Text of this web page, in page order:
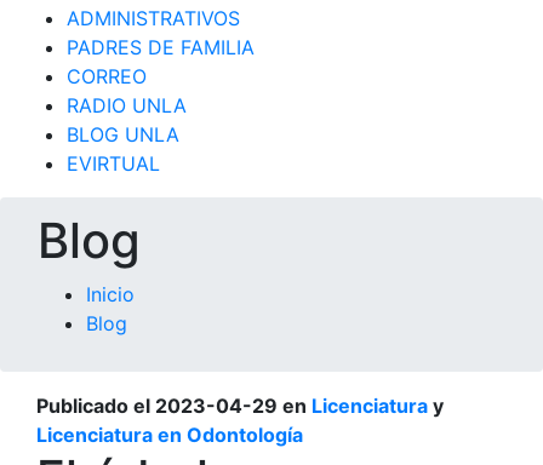
ADMINISTRATIVOS
PADRES DE FAMILIA
CORREO
RADIO UNLA
BLOG UNLA
EVIRTUAL
Blog
Inicio
Blog
Publicado el 2023-04-29 en Licenciatura y
Licenciatura en Odontología